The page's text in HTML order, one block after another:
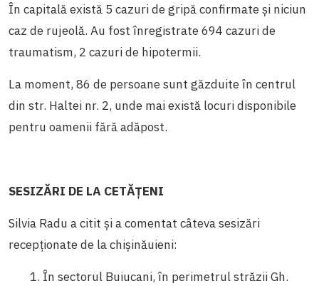
În capitală există 5 cazuri de gripă confirmateși niciun
caz de rujeolă. Au fost înregistrate 694 cazuri de
traumatism, 2 cazuri de hipotermii.
La moment, 86 de persoane sunt găzduite în centrul
din str. Haltei nr. 2, unde mai există locuri disponibile
pentru oamenii fără adăpost.
SESIZĂRI DE LA CETĂȚENI
Silvia Radu a citit și a comentat câteva sesizări
recepționate de la chișinăuieni:
1. În sectorul Buiucani, în perimetrul străzii Gh.